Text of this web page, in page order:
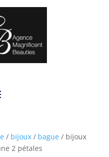
/ bijoux/ bague/ bijoux
2 pétales